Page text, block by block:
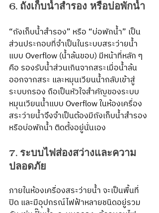
6. ถังเก็บน้ำสำรอง หรือบ่อพักน้ำ
“ถังเก็บน้ำสำรอง” หรือ “บ่อพักน้ำ” เป็น
ส่วนประกอบที่จำเป็นในระบบสระว่ายน้ำ
แบบ Overflow (น้ำล้นขอบ) มีหน้าที่หลัก ๆ
คือ รองรับน้ำส่วนเกินจากสระเมื่อน้ำล้น
ออกจากสระ และหมุนเวียนน้ำกลับเข้าสู่
ระบบกรอง ถือเป็นหัวใจสำคัญของระบบ
หมุนเวียนน้ำแบบ Overflow ในห้องเครื่อง
สระว่ายน้ำจึงจำเป็นต้องมีถังเก็บน้ำสำรอง
หรือบ่อพักน้ำ ติดตั้งอยู่นั่นเอง
7. ระบบไฟส่องสว่างและความ
ปลอดภัย
ภายในห้องเครื่องสระว่ายน้ำ จะเป็นพื้นที่
ปิด และมีอุปกรณ์ไฟฟ้าหลายชนิดอยู่รวม